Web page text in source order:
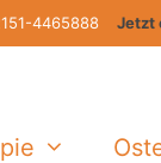
4465888 Jetzt